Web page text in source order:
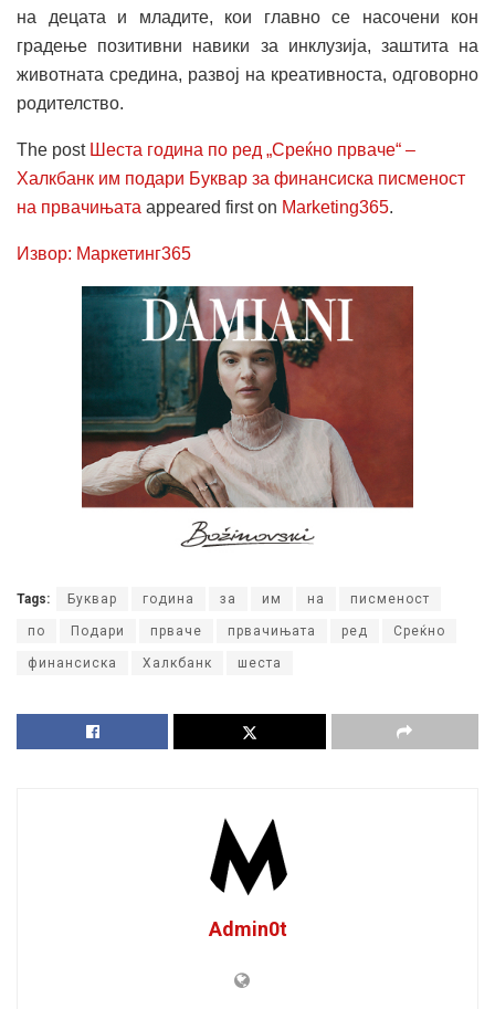
на децата и младите, кои главно се насочени кон
градење позитивни навики за инклузија, заштита на
животната средина, развој на креативноста, одговорно
родителство.
The post Шеста година по ред „Среќно прваче“ –
Халкбанк им подари Буквар за финансиска писменост
на првачињата appeared first on Marketing365.
Извор: Маркетинг365
Tags: Буквар година за им на писменост
по Подари прваче првачињата ред Среќно
финансиска Халкбанк шеста
Admin0t